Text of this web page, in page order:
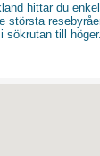
hittar du
största
sökrutan till höger.